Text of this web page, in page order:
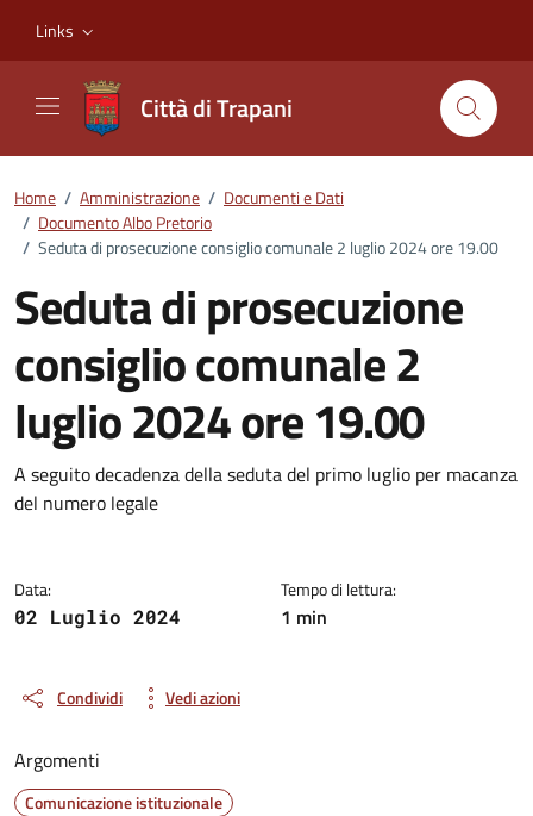
Links
Città di Trapani
Home / Amministrazione / Documenti e Dati
/ Documento Albo Pretorio
/ Seduta di prosecuzione consiglio comunale 2 luglio 2024 ore 19.00
Seduta di prosecuzione
consiglio comunale 2
luglio 2024 ore 19.00
Dettagli del documento
A seguito decadenza della seduta del primo luglio per macanza
del numero legale
Data:
02 Luglio 2024
Tempo di lettura:
1 min
Condividi Vedi azioni
Argomenti
Comunicazione istituzionale